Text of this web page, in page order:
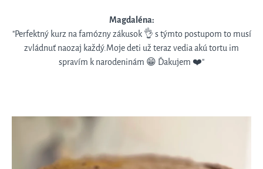
Magdaléna:
"Perfektný kurz na famózny zákusok 👌 s týmto postupom to musí
zvládnuť naozaj každý.Moje deti už teraz vedia akú tortu im
spravím k narodeninám 😁 Ďakujem ❤️"